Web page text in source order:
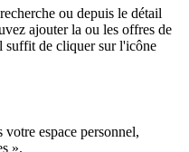
ou depuis le détail
ajouter la ou les offres de
suffit de cliquer sur l'icône
espace personnel,
».